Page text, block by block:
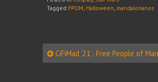
Tagged FPOM Halloween mandalorianos
Post
CiFiMad ’21 : Free People of